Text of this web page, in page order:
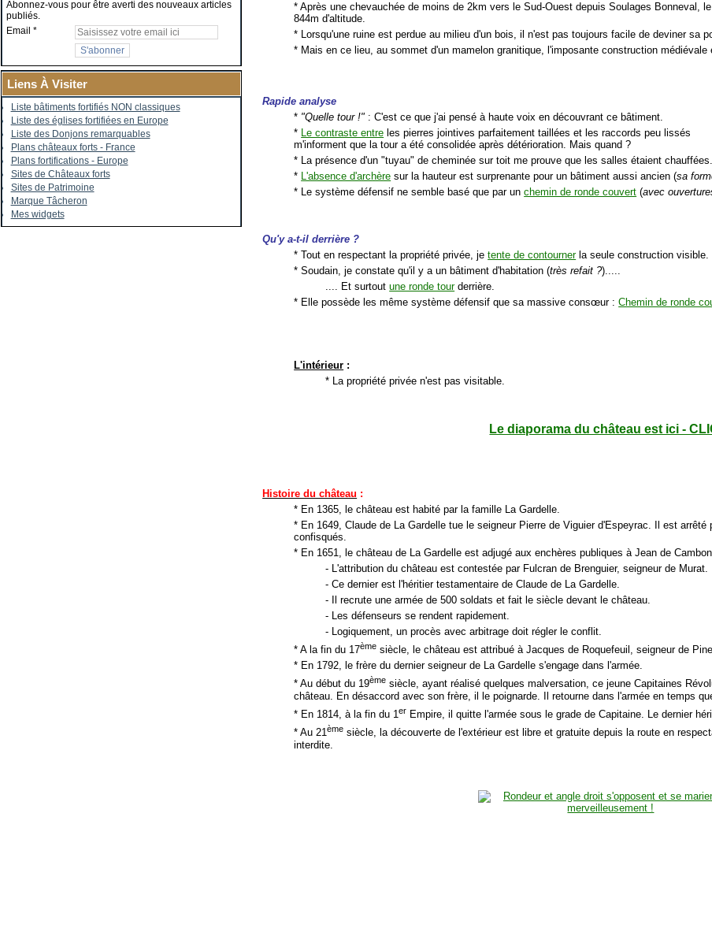
Abonnez-vous pour être averti des nouveaux articles
publiés.
Email
Liens À Visiter
Liste bâtiments fortifiés NON classiques
Liste des églises fortifiées en Europe
Liste des Donjons remarquables
Plans châteaux forts - France
Plans fortifications - Europe
Sites de Châteaux forts
Sites de Patrimoine
Marque Tâcheron
Mes widgets
* Après une chevauchée de moins de 2km vers le Sud-Ouest depuis Soulages Bonneval,
844m d'altitude.
* Lorsqu'une ruine est perdue au milieu d'un bois, il n'est pas toujours facile de deviner sa
* Mais en ce lieu, au sommet d'un mamelon granitique, l'imposante construction médiévale
Rapide analyse
* "Quelle tour !" : C'est ce que j'ai pensé à haute voix en découvrant ce bâtiment.
*
Le contraste entre les pierres jointives parfaitement taillées et les raccords peu lissés
m'informent que la tour a été consolidée après détérioration. Mais quand ?
* La présence d'un "tuyau" de cheminée sur toit me prouve que les salles étaient chauffées.
*
L'absence d'archère sur la hauteur est surprenante pour un bâtiment aussi ancien (sa
* Le système défensif ne semble basé que par unchemin de ronde couvert (avec
Qu'y a-t-il derrière ?
* Tout en respectant la propriété privée, jetente de contournerla seule construction visible.
* Soudain, je constate qu'il y a un bâtiment d'habitation (très refait ?).....
.... Et surtoutune ronde tourderrière.
* Elle possède les même système défensif que sa massive consœur :Chemin de ronde
L'intérieur :
* La propriété privée n'est pas visitable.
Le diaporama du château est ici -
Histoire du château :
* En 1365, le château est habité par la famille La Gardelle.
* En 1649, Claude de La Gardelle tue le seigneur Pierre de Viguier d'Espeyrac. Il est
confisqués.
* En 1651, le château de La Gardelle est adjugé aux enchères publiques à Jean de
- L'attribution du château est contestée par Fulcran de Brenguier, seigneur de Murat.
- Ce dernier est l'héritier testamentaire de Claude de La Gardelle.
- Il recrute une armée de 500 soldats et fait le siècle devant le château.
- Les défenseurs se rendent rapidement.
- Logiquement, un procès avec arbitrage doit régler le conflit.
* A la fin du 17ème siècle, le château est attribué à Jacques de Roquefeuil, seigneur de
* En 1792, le frère du dernier seigneur de La Gardelle s'engage dans l'armée.
* Au début du 19ème siècle, ayant réalisé quelques malversation, ce jeune Capitaines
château. En désaccord avec son frère, il le poignarde. Il retourne dans l'armée en temps
* En 1814, à la fin du 1er Empire, il quitte l'armée sous le grade de Capitaine. Le dernier
* Au 21ème siècle, la découverte de l'extérieur est libre et gratuite depuis la route en
interdite.